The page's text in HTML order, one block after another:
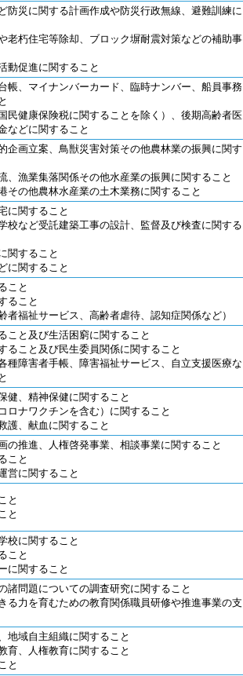
防災に関する計画作成や防災行政無線、避難訓練に
老朽住宅等除却、ブロック塀耐震対策などの補助事
動促進に関すること
帳、マイナンバーカード、臨時ナンバー、船員事務
民健康保険税に関することを除く）、後期高齢者医
などに関すること
企画立案、鳥獣災害対策その他農林業の振興に関す
、漁業集落関係その他水産業の振興に関すること
その他農林水産業の土木業務に関すること
に関すること
校など受託建築工事の設計、監督及び検査に関する
関すること
に関すること
こと
ること
者福祉サービス、高齢者虐待、認知症関係など）
こと及び生活困窮に関すること
ること及び民生委員関係に関すること
種障害者手帳、障害福祉サービス、自立支援医療な
健、精神保健に関すること
ロナワクチンを含む）に関すること
護、献血に関すること
の推進、人権啓発事業、相談事業に関すること
こと
営に関すること
と
と
校に関すること
こと
に関すること
諸問題についての調査研究に関すること
る力を育むための教育関係職員研修や推進事業の支
地域自主組織に関すること
育、人権教育に関すること
と